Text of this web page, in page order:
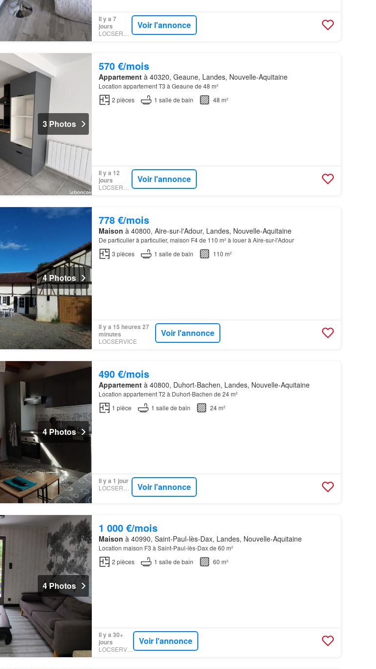
Il y a 7
jours
LOCSERVICE
Voir l'annonce
3 Photos
570 €/mois
Appartementà 40320, Geaune, Landes, Nouvelle-Aquitaine
Location appartement T3 à Geaune de 48 m²
2 pièces 1 salle de bain 48 m²
Il y a 12
jours
LOCSERVICE
Voir l'annonce
4 Photos
778 €/mois
Maison à 40800, Aire-sur-l'Adour, Landes, Nouvelle-Aquitaine
De particulier à particulier, maison F4 de 110 m² à louer à Aire-sur-l'Adour
3 pièces 1 salle de bain 110 m²
Il y a 15 heures 27
minutes
LOCSERVICE
Voir l'annonce
4 Photos
490 €/mois
Appartementà 40800, Duhort-Bachen, Landes, Nouvelle-Aquitaine
Location appartement T2 à Duhort-Bachen de 24 m²
1 pièce 1 salle de bain 24 m²
Il y a 1 jour
Voir l'annonce
4 Photos
1 000 €/mois
Maison à 40990, Saint-Paul-lès-Dax, Landes, Nouvelle-Aquitaine
Location maison F3 à Saint-Paul-lès-Dax de 60 m²
2 pièces 1 salle de bain 60 m²
Il y a 30+
jours
LOCSERVICE
Voir l'annonce